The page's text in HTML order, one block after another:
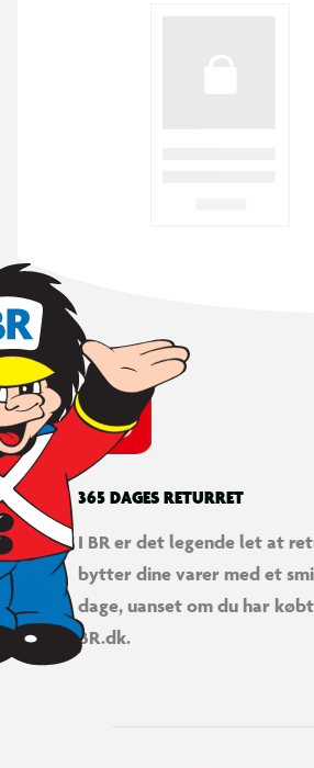
365 DAGES RETURRET
I BR er det legende let at
bytter dine varer med et
dage, uanset om du har
BR.dk.